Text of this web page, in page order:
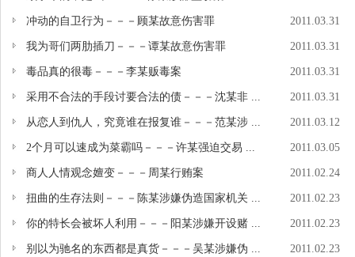
冲动的自卫行为－－－顾某故意伤害罪 2011.03.31
我为哥们两肋插刀－－－谭某故意伤害罪 2011.03.31
毒品真的很毒－－－李某贩毒案 2011.03.31
采用不合法的手段讨要合法的债－－－沈某非 ... 2011.03.31
从恋人到仇人，究竟谁在报复谁－－－范某涉 ... 2011.03.12
2个月可以速成为菜霸吗－－－许某强迫交易 ... 2011.03.05
商人人情观念嬗变－－－周某行贿案 2011.02.24
扭曲的生存法则－－－陈某涉嫌伪造国家机关 ... 2011.02.23
你的特长会被坏人利用－－－阳某涉嫌开设赌 ... 2011.02.23
别以为驰名的东西都是真货－－－吴某涉嫌伪 ... 2011.02.23